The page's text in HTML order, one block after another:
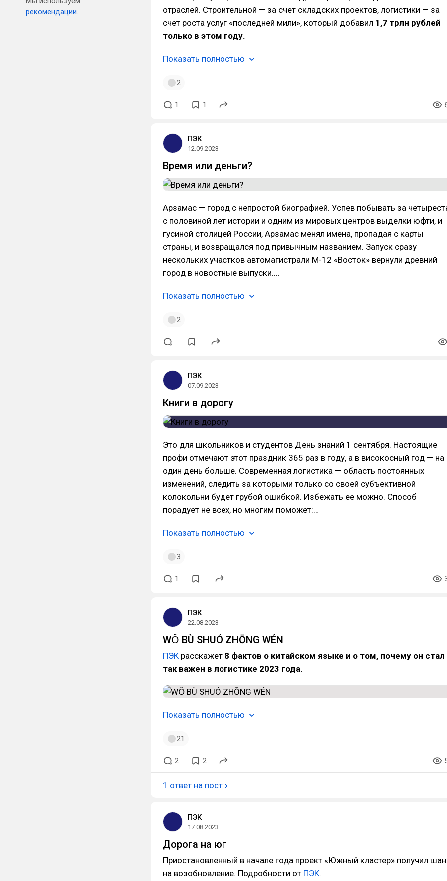
рекомендации.
отраслей. Строительной — за счет складских проектов, логистики — за
счет роста услуг «последней мили», который добавил 1,7 трлн рублей
только в этом году.
Показать полностью
2
1 1
ПЭК
12.09.2023
Время или деньги?
Арзамас — город с непростой биографией. Успев побывать за
с половиной лет истории и одним из мировых центров выделки юфти, и
гусиной столицей России, Арзамас менял имена, пропадая с карты
страны, и возвращался под привычным названием. Запуск сразу
нескольких участков автомагистрали М-12 «Восток» вернули древний
город в новостные выпуски.…
Показать полностью
2
ПЭК
07.09.2023
Книги в дорогу
Это для школьников и студентов День знаний 1 сентября. Настоящие
профи отмечают этот праздник 365 раз в году, а в високосный год — на
один день больше. Современная логистика — область постоянных
изменений, следить за которыми только со своей субъективной
колокольни будет грубой ошибкой. Избежать ее можно. Способ
порадует не всех, но многим поможет:…
Показать полностью
3
1
ПЭК
22.08.2023
WǑ BÙ SHUÓ ZHŌNG WÉN
ПЭК расскажет 8 фактов о китайском языке и о том, почему он стал
так важен в логистике 2023 года.
Показать полностью
21
2 2
1 ответ на пост
ПЭК
17.08.2023
Дорога на юг
Приостановленный в начале года проект «Южный кластер» получил
на возобновление. Подробности от ПЭК.